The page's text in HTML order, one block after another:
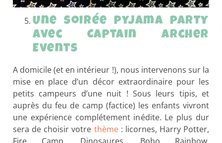
Une soirée pyjama party
avec Captain Archer
Events
A domicile (et en intérieur !), nous intervenons sur la
mise en place d’un décor extraordinaire pour les
petits campeurs d’une nuit ! Sous leurs tipis, et
auprès du feu de camp (factice) les enfants vivront
une expérience complétement inédite. Le plus dur
sera de choisir votre thème: licornes, Harry Potter,